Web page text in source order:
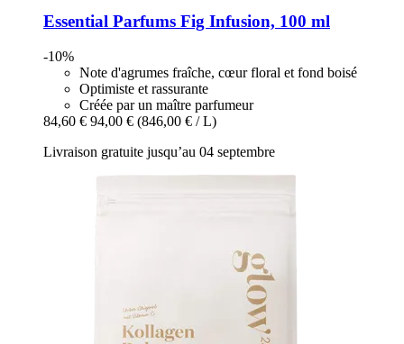
Essential Parfums Fig Infusion, 100 ml
-10%
Note d'agrumes fraîche, cœur floral et fond boisé
Optimiste et rassurante
Créée par un maître parfumeur
84,60 € 94,00 € (846,00 € / L)
Livraison gratuite jusqu’au 04 septembre